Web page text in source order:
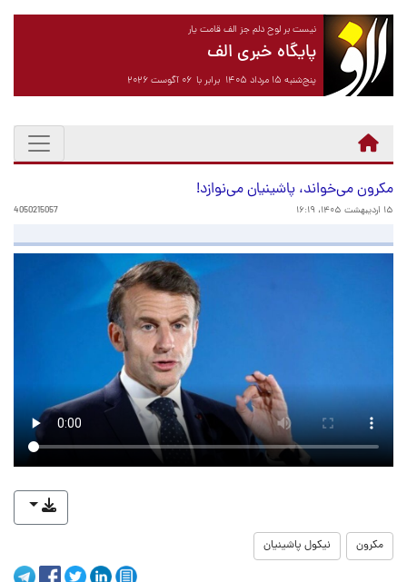
نیست بر لوح دلم جز الف قامت یار
پایگاه خبری الف
پنج‌شنبه ۱۵ مرداد ۱۴۰۵ برابر با ۰۶ آگوست ۲۰۲۶
مکرون می‌خواند، پاشینیان می‌نوازد!
۱۵ اردیبهشت ۱۴۰۵، ۱۶:۱۹ 4050215057
مکرون نیکول پاشینیان